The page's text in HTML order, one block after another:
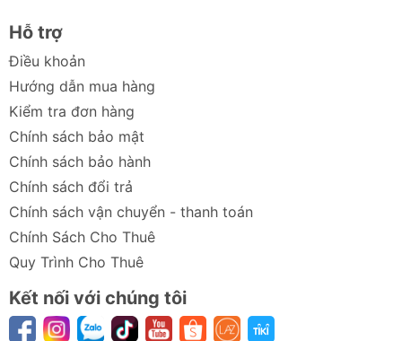
Đầu vào định mức tai nghe: DC5V=80mA
Đu vào định mức của hộp sạc: DC5V=420mA
7mA
Dòng điện tiêu thụ định mức của hộp sạc:
270mA
Dải tần đáp ứng: 20Hz-20kHz
Hỗ trợ
Điều khoản
Hướng dẫn mua hàng
Kiểm tra đơn hàng
Chính sách bảo mật
Chính sách bảo hành
Chính sách đổi trả
Chính sách vận chuyển - thanh toán
Chính Sách Cho Thuê
Quy Trình Cho Thuê
Kết nối với chúng tôi